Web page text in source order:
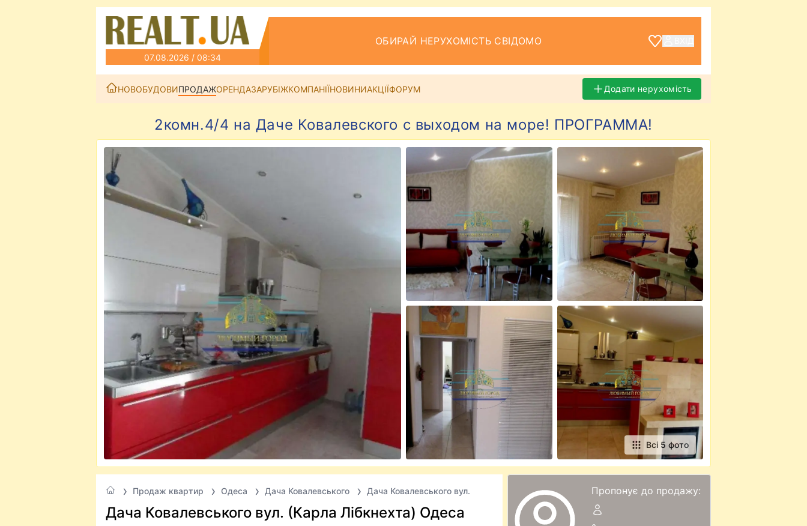
07.08.2026 / 08:34
ОБИРАЙ НЕРУХОМІСТЬ СВІДОМО
НОВОБУДОВИПРОДАЖОРЕНДАЗАРУБІЖКОМПАНІЇНОВИНИАКЦІЇФОРУМ Додати нерухомість
2комн.4/4 на Даче Ковалевского с выходом на море! ПРОГРАММА!
Всі 5 фото
Продаж квартир Одеса Дача Ковалевського Дача Ковалевського вул.
Дача Ковалевського вул. (Карла Лібкнехта) Одеса
Пропонує до продажу: